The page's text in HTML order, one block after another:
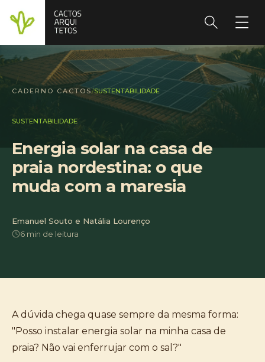
CADERNO CACTOS/SUSTENTABILIDADE
SUSTENTABILIDADE
Energia solar na casa de
praia nordestina: o que
muda com a maresia
Emanuel Souto e Natália Lourenço
6 min de leitura
A dúvida chega quase sempre da mesma forma:
"Posso instalar energia solar na minha casa de
praia? Não vai enferrujar com o sal?"